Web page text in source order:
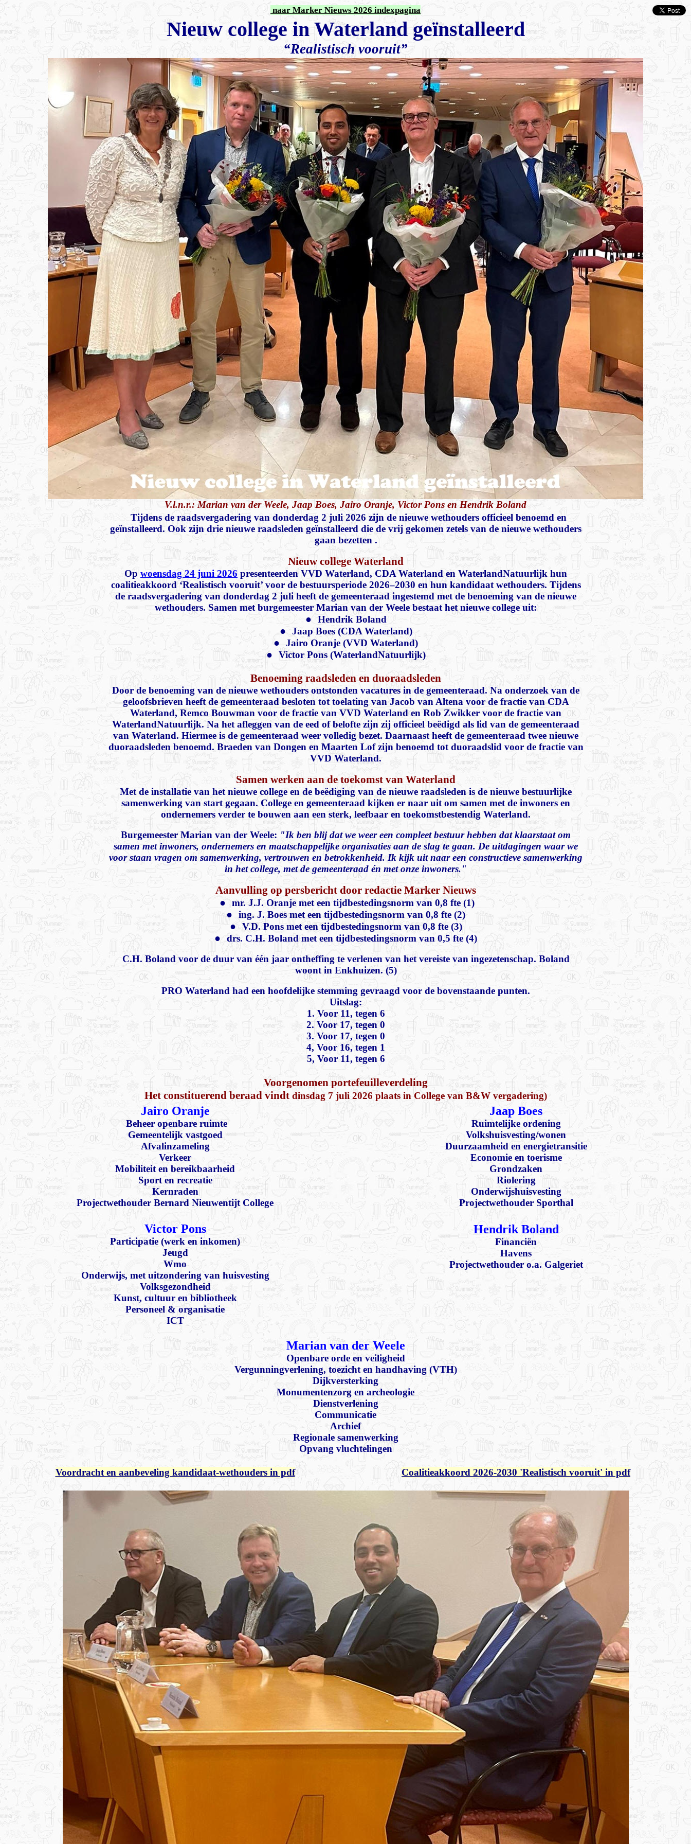
naar Marker Nieuws 2026 indexpagina
Nieuw college in Waterland geïnstalleerd
“Realistisch vooruit”
V.l.n.r.: Marian van der Weele, Jaap Boes, Jairo Oranje, Victor Pons en Hendrik Boland
Tijdens de raadsvergadering van donderdag 2 juli 2026 zijn de nieuwe wethouders officieel benoemd en
geïnstalleerd. Ook zijn drie nieuwe raadsleden geïnstalleerd die de vrij gekomen zetels van de nieuwe wethouders
gaan bezetten .
Nieuw college Waterland
Op woensdag 24 juni 2026 presenteerden VVD Waterland, CDA Waterland en WaterlandNatuurlijk hun
coalitieakkoord ‘Realistisch vooruit’ voor de bestuursperiode 2026–2030 en hun kandidaat wethouders. Tijdens
de raadsvergadering van donderdag 2 juli heeft de gemeenteraad ingestemd met de benoeming van de nieuwe
wethouders. Samen met burgemeester Marian van der Weele bestaat het nieuwe college uit:
● Hendrik Boland
● Jaap Boes (CDA Waterland)
● Jairo Oranje (VVD Waterland)
● Victor Pons (WaterlandNatuurlijk)
Benoeming raadsleden en duoraadsleden
Door de benoeming van de nieuwe wethouders ontstonden vacatures in de gemeenteraad. Na onderzoek van de
geloofsbrieven heeft de gemeenteraad besloten tot toelating van Jacob van Altena voor de fractie van CDA
Waterland, Remco Bouwman voor de fractie van VVD Waterland en Rob Zwikker voor de fractie van
WaterlandNatuurlijk. Na het afleggen van de eed of belofte zijn zij officieel beëdigd als lid van de gemeenteraad
van Waterland. Hiermee is de gemeenteraad weer volledig bezet. Daarnaast heeft de gemeenteraad twee nieuwe
duoraadsleden benoemd. Braeden van Dongen en Maarten Lof zijn benoemd tot duoraadslid voor de fractie van
VVD Waterland.
Samen werken aan de toekomst van Waterland
Met de installatie van het nieuwe college en de beëdiging van de nieuwe raadsleden is de nieuwe bestuurlijke
samenwerking van start gegaan. College en gemeenteraad kijken er naar uit om samen met de inwoners en
ondernemers verder te bouwen aan een sterk, leefbaar en toekomstbestendig Waterland.
Burgemeester Marian van der Weele: "Ik ben blij dat we weer een compleet bestuur hebben dat klaarstaat om
samen met inwoners, ondernemers en maatschappelijke organisaties aan de slag te gaan. De uitdagingen waar we
voor staan vragen om samenwerking, vertrouwen en betrokkenheid. Ik kijk uit naar een constructieve samenwerking
in het college, met de gemeenteraad én met onze inwoners."
Aanvulling op persbericht door redactie Marker Nieuws
● mr. J.J. Oranje met een tijdbestedingsnorm van 0,8 fte (1)
● ing. J. Boes met een tijdbestedingsnorm van 0,8 fte (2)
● V.D. Pons met een tijdbestedingsnorm van 0,8 fte (3)
●
drs. C.H. Boland met een tijdbestedingsnorm van 0,5 fte (4)
C.H. Boland voor de duur van één jaar ontheffing te verlenen van het vereiste van ingezetenschap. Boland
woont in Enkhuizen. (5)
PRO Waterland had een hoofdelijke stemming gevraagd voor de bovenstaande punten.
Uitslag:
1. Voor 11, tegen 6
2. Voor 17, tegen 0
3. Voor 17, tegen 0
4, Voor 16, tegen 1
5, Voor 11, tegen 6
Voorgenomen portefeuilleverdeling
Het constituerend beraad vindtdinsdag 7 juli 2026 plaats in College van B&W vergadering)
Jairo Oranje
Beheer openbare ruimte
Gemeentelijk vastgoed
Afvalinzameling
Verkeer
Mobiliteit en bereikbaarheid
Sport en recreatie
Kernraden
Projectwethouder Bernard Nieuwentijt College
Jaap Boes
Ruimtelijke ordening
Volkshuisvesting/wonen
Duurzaamheid en energietransitie
Economie en toerisme
Grondzaken
Riolering
Onderwijshuisvesting
Projectwethouder Sporthal
Victor Pons
Participatie (werk en inkomen)
Jeugd
Wmo
Onderwijs, met uitzondering van huisvesting
Volksgezondheid
Kunst, cultuur en bibliotheek
Personeel & organisatie
ICT
Hendrik Boland
Financiën
Havens
Projectwethouder o.a. Galgeriet
Marian van der Weele
Openbare orde en veiligheid
Vergunningverlening, toezicht en handhaving (VTH)
Dijkversterking
Monumentenzorg en archeologie
Dienstverlening
Communicatie
Archief
Regionale samenwerking
Opvang vluchtelingen
Voordracht en aanbeveling kandidaat-wethouders in pdf Coalitieakkoord 2026-2030 'Realistisch vooruit' in pdf